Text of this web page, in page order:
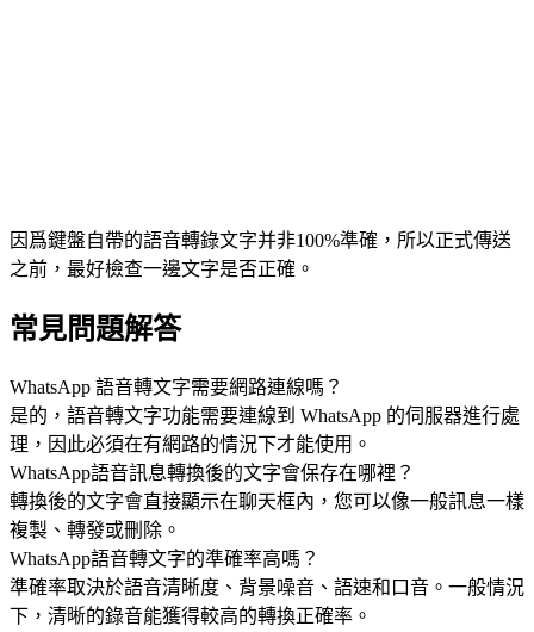
因爲鍵盤自帶的語音轉錄文字并非100%準確，所以正式傳送
之前，最好檢查一邊文字是否正確。
常見問題解答
WhatsApp 語音轉文字需要網路連線嗎？
是的，語音轉文字功能需要連線到 WhatsApp 的伺服器進行處
理，因此必須在有網路的情況下才能使用。
WhatsApp語音訊息轉換後的文字會保存在哪裡？
轉換後的文字會直接顯示在聊天框內，您可以像一般訊息一樣
複製、轉發或刪除。
WhatsApp語音轉文字的準確率高嗎？
準確率取決於語音清晰度、背景噪音、語速和口音。一般情況
下，清晰的錄音能獲得較高的轉換正確率。